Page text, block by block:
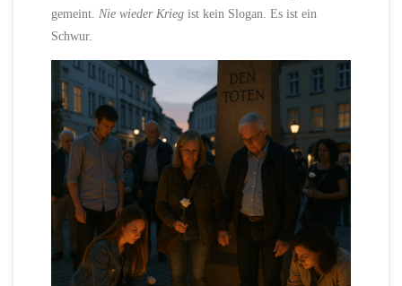
gemeint. Nie wieder Krieg ist kein Slogan. Es ist ein
Schwur.